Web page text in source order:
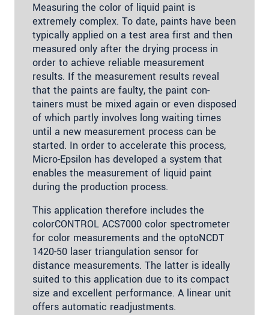
Measuring the color of liquid paint is
extremely complex. To date, paints have been
typically applied on a test area first and then
measured only after the drying process in
order to achieve reliable measurement
results. If the measurement results reveal
that the paints are faulty, the paint con­
tainers must be mixed again or even disposed
of which partly involves long waiting times
until a new measurement process can be
started. In order to accelerate this process,
Micro­-Epsilon has developed a sys­tem that
enables the measurement of liquid paint
during the production process.
This application therefore includes the
colorCONTROL ACS7000 color spectrometer
for color measurements and the optoNCDT
1420-­50 laser triangulation sensor for
distance measurements. The latter is ideally
sui­ted to this application due to its compact
size and excellent performance. A linear unit
offers automatic readjustments.